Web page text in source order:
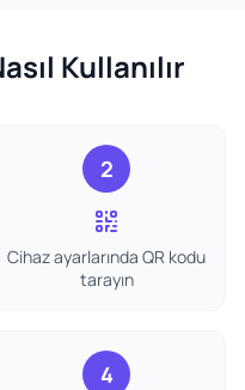
Kullanılır
2
Cihaz ayarlarında QR kodu
tarayın
4